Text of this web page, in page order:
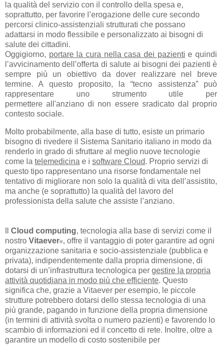
la qualità del servizio con il controllo della spesa e,
soprattutto, per favorire l’erogazione delle cure secondo
percorsi clinico-assistenziali strutturati che possano
adattarsi in modo flessibile e personalizzato ai bisogni di
salute dei cittadini.
Oggigiorno, portare la cura nella casa dei pazienti e quindi
l’avvicinamento dell’offerta di salute ai bisogni dei pazienti è
sempre più un obiettivo da dover realizzare nel breve
termine. A questo proposito, la “tecno assistenza” può
rappresentare uno strumento utile per
permettere all'anziano di non essere sradicato dal proprio
contesto sociale.
Molto probabilmente, a lla base di tutto, esiste un primario
bisogno di rivedere il Sistema Sanitario italiano in modo da
renderlo in grado di sfruttare al meglio nuove tecnologie
come la telemedicina e i software Cloud. Proprio servizi di
questo tipo rappresentano una risorse fondamentale nel
tentativo di migliorare non solo la qualità di vita dell’assistito,
ma anche (e soprattutto) la qualità del lavoro del
professionista della salute che assiste l’anziano.
Cloud computing, tecnologia alla base di servizi come il
nostro Vitaever®, offre il vantaggio di poter garantire ad ogni
organizzazione sanitaria e socio-assistenziale (pubblica e
privata), indipendentemente dalla propria dimensione, di
dotarsi di un’infrastruttura tecnologica per gestire la propria
attività quotidiana in modo più che efficiente. Questo
significa che, grazie a Vitaever per esempio, le piccole
strutture potrebbero dotarsi dello stessa tecnologia di una
più grande, pagando in funzione della propria dimensione
(in termini di attività svolta o numero pazienti) e favorendo lo
scambio di informazioni ed il concetto di rete. Inoltre, oltre a
garantire un modello di costo sostenibile per